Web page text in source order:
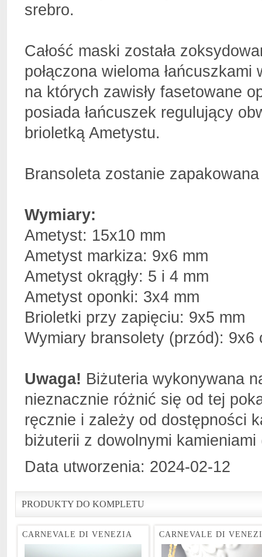
srebro.
Całość maski została
połączona wieloma
na których zawisły fasetowane
posiada łańcuszek regulujący
brioletką Ametystu.
Bransoleta zostanie
Wymiary:
Ametyst: 15x10 mm
Ametyst markiza: 9x6 mm
Ametyst okrągły: 5 i 4 mm
Ametyst oponki: 3x4 mm
Brioletki przy zapięciu: 9x5 mm
Wymiary bransolety (przód): 9x6
Uwaga! Biżuteria wykonywana
nieznacznie różnić się od tej
ręcznie i zależy od dostępności
biżuterii z dowolnymi
Data utworzenia: 2024-02-12
PRODUKTY DO KOMPLETU
CARNEVALE DI VENEZIA CARNEVALE DI